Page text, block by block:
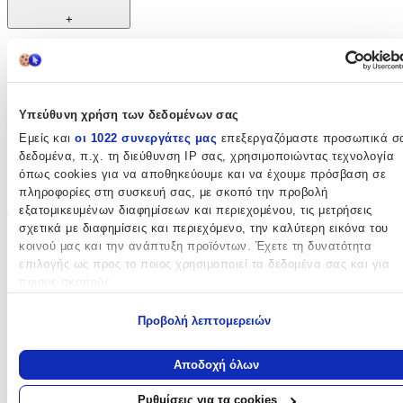
Υπεύθυνη χρήση των δεδομένων σας
Εμείς και οι 1022 συνεργάτες μας επεξεργαζόμαστε προσωπικά
δεδομένα, π.χ. τη διεύθυνση IP σας, χρησιμοποιώντας τεχνολογία
όπως cookies για να αποθηκεύουμε και να έχουμε πρόσβαση σε
πληροφορίες στη συσκευή σας, με σκοπό την προβολή
εξατομικευμένων διαφημίσεων και περιεχομένου, τις μετρήσεις
σχετικά με διαφημίσεις και περιεχόμενο, την καλύτερη εικόνα του
κοινού μας και την ανάπτυξη προϊόντων. Έχετε τη δυνατότητα
επιλογής ως προς το ποιος χρησιμοποιεί τα δεδομένα σας και για
Εάν μας επιτρέπετε, θα θέλαμε επίσης:
τοποθεσία, οι οποίες μπορεί να είναι ακριβείς σε απόσταση
Να αναγνωρίσουμε τη συσκευή σας σαρώνοντας ενεργά για
Προβολή λεπτομερειών
Αποδοχή όλων
Ρυθμίσεις για τα cookies
+
Χαρακτηριστικά
Μοτίβο:
Αστεράκι
Τεμάχια:
3
Περιεχόμενα:
Κατασκευαστής: